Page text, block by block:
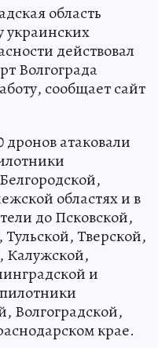
область
украинских
действовал
Волгограда
сообщает сайт
дронов атаковали
областях и в
до Псковской,
Тверской,
Калужской,
и
Волгоградской,
крае.